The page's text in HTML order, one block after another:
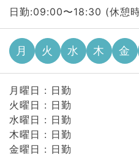
日勤:09:00〜18:30 (休憩
月 火 水 木 金
月曜日 : 日勤
火曜日 : 日勤
水曜日 : 日勤
木曜日 : 日勤
金曜日 : 日勤